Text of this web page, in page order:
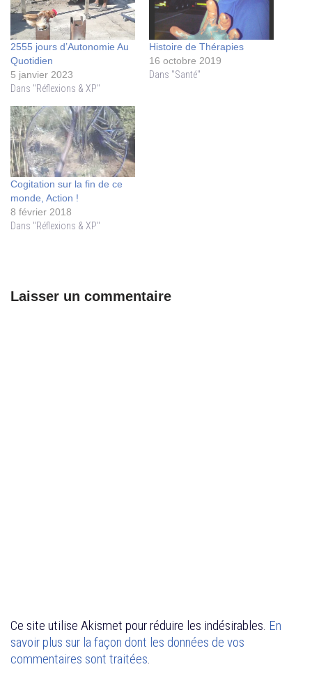
2555 jours d’Autonomie Au
Quotidien
5 janvier 2023
Dans "Réflexions & XP"
Histoire de Thérapies
16 octobre 2019
Dans "Santé"
Cogitation sur la fin de ce
monde, Action !
8 février 2018
Dans "Réflexions & XP"
Laisser un commentaire
Ce site utilise Akismet pour réduire les indésirables. En
savoir plus sur la façon dont les données de vos
commentaires sont traitées.